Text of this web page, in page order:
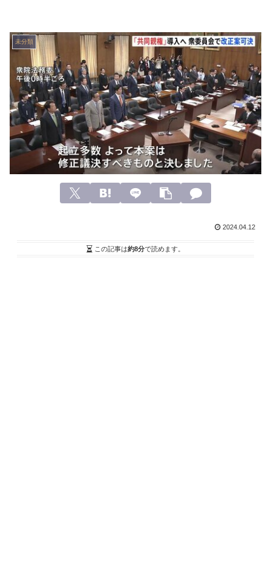
未分類
2024.04.12
この記事は約8分で読めます。